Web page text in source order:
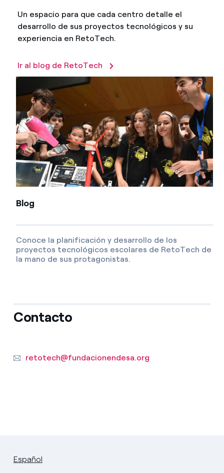
Un espacio para que cada centro detalle el
desarrollo de sus proyectos tecnológicos y su
experiencia en RetoTech.
Ir al blog de RetoTech
Blog
Conoce la planificación y desarrollo de los
proyectos tecnológicos escolares de RetoTech de
la mano de sus protagonistas.
Contacto
retotech@fundacionendesa.org
Español